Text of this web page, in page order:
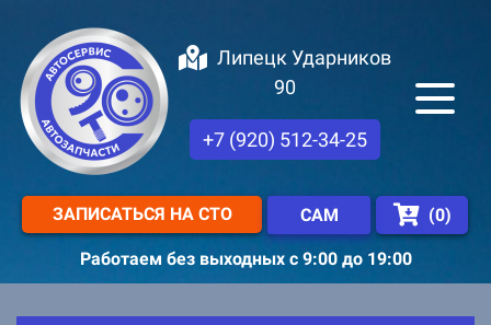
Липецк Ударников
90
+7 (920) 512-34-25
ЗАПИСАТЬСЯ НА СТО САМ (0)
Работаем без выходных с 9:00 до 19:00